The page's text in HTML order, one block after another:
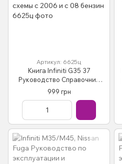
Артикул: 6625ц
Книга Infiniti G35 37
Руководство Справочник
Мануал Пособие По Ремонту
Эксплуатации схемы с 2006
и с 08 бензин
999 грн